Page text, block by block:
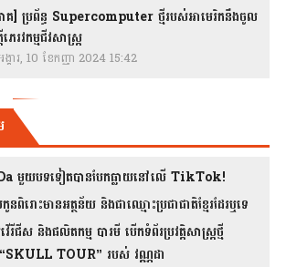
គ] ប្រព័ន្ធ Supercomputer ថ្មីរបស់អាមេរិកនឹងចូល
េរវកម្មជីវសាស្រ្ត
ង្គារ, 10 ខែកញ្ញា 2024 15:42
មួយបទទៀតបានបែកធ្លាយនៅលើ TikTok!
រោះមានអត្ថន័យ និងជាឈ្មោះប្រជាជាតិខ្មែរដែរឬទេ
ជីស និង​ផលិតកម្ម បារមី​ បើកទំព័រប្រវត្តិសាស្ត្រថ្មី
“SKULL TOUR” របស់ វណ្ណដា